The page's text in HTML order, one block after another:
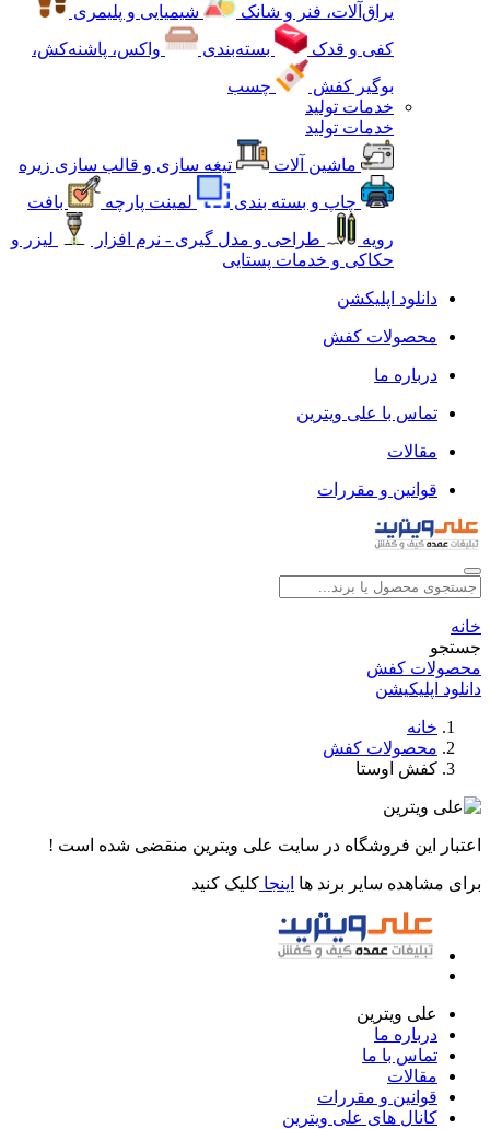
یراق‌آلات، فنر و شانک
شیمیایی و پلیمری
کفی و قدک
بسته‌بندی
واکس، پاشنه‌کش،
بوگیر کفش
چسب
خدمات تولید
خدمات تولید
ماشین آلات
تیغه سازی و قالب سازی زیره
چاپ و بسته بندی
لمینت پارچه
بافت
رویه
طراحی و مدل گیری - نرم افزار
لیزر و
حکاکی و خدمات پستایی
دانلود اپلیکشن
محصولات کفش
درباره ما
تماس با علی ویترین
مقالات
قوانین و مقررات
خانه
جستجو
محصولات کفش
دانلود اپلیکیشن
خانه
محصولات کفش
کفش اوستا
اعتبار این فروشگاه در سایت علی ویترین منقضی شده است !
برای مشاهده سایر برند ها اینجا کلیک کنید
علی ویترین
درباره ما
تماس با ما
مقالات
قوانین و مقررات
کانال های علی ویترین